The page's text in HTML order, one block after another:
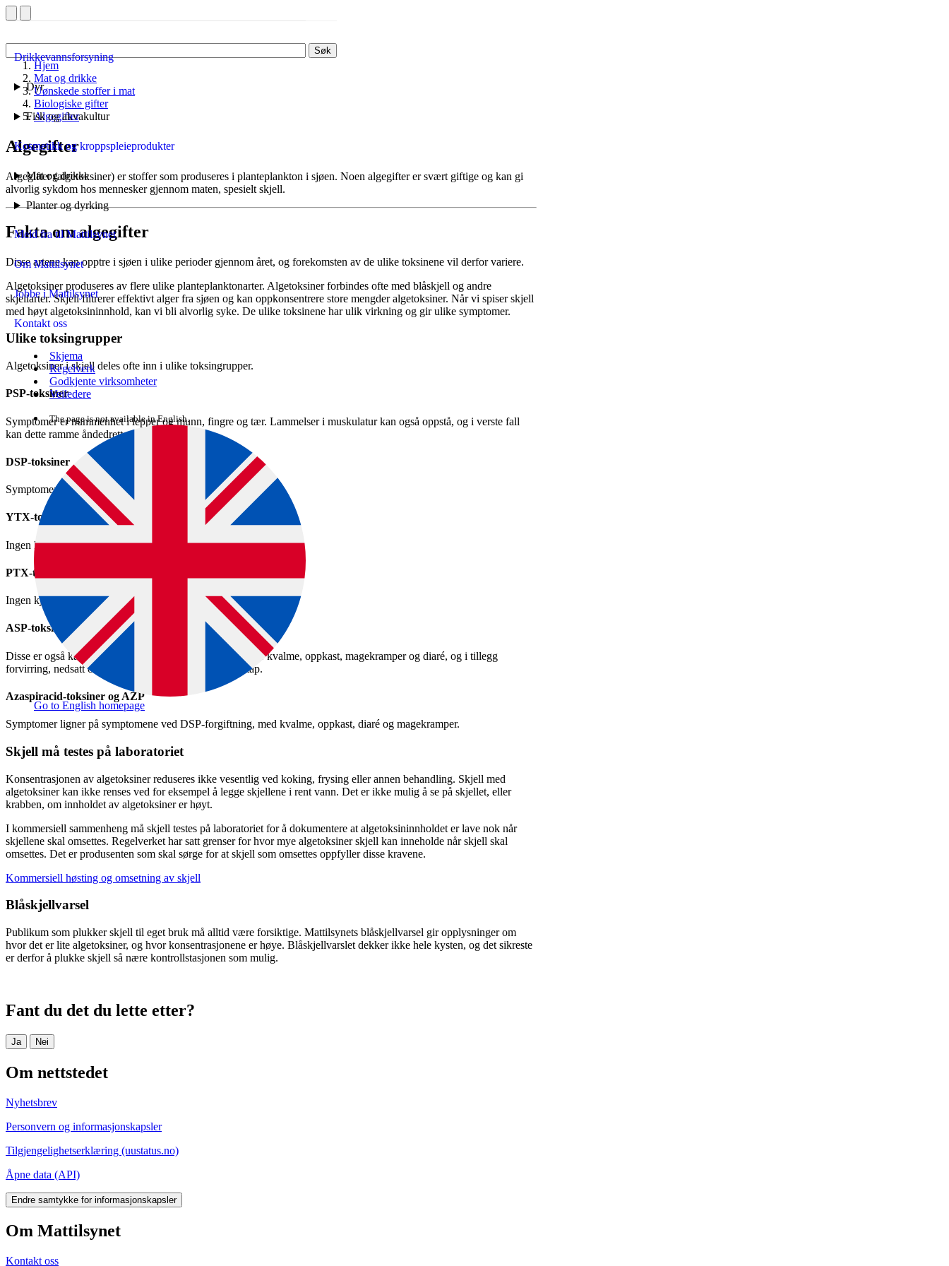
Søk
Drikkevannsforsyning
Dyr
Fisk og akvakultur
Kosmetikk og kroppspleieprodukter
Mat og drikke
Planter og dyrking
Meld fra til Mattilsynet
Om Mattilsynet
Jobbe i Mattilsynet
Kontakt oss
Skjema
Regelverk
Godkjente virksomheter
Veiledere
The page is not available in English.
Go to English homepage
Hjem
Mat og drikke
Uønskede stoffer i mat
Biologiske gifter
Algegifter
Algegifter
Algegifter (algetoksiner) er stoffer som produseres i planteplankton i sjøen. Noen algegifter er svært giftige og kan gi
alvorlig sykdom hos mennesker gjennom maten, spesielt skjell.
Fakta om algegifter
Disse artene kan opptre i sjøen i ulike perioder gjennom året, og forekomsten av de ulike toksinene vil derfor variere.
Algetoksiner produseres av flere ulike planteplanktonarter. Algetoksiner forbindes ofte med blåskjell og andre
skjellarter. Skjell filtrerer effektivt alger fra sjøen og kan oppkonsentrere store mengder algetoksiner. Når vi spiser skjell
med høyt algetoksininnhold, kan vi bli alvorlig syke. De ulike toksinene har ulik virkning og gir ulike symptomer.
Ulike toksingrupper
Algetoksiner i skjell deles ofte inn i ulike toksingrupper.
PSP-toksiner
Symptomer er nummenhet i lepper og munn, fingre og tær. Lammelser i muskulatur kan også oppstå, og i verste fall
kan dette ramme åndedrettsmuskulaturen.
DSP-toksiner
Symptomer er kvalme, diaré og oppkast.
YTX-toksiner
Ingen kjente symptomer på mennesker.
PTX-toksiner
Ingen kjente symptomer på mennesker.
ASP-toksiner
Disse er også kalt hukommelsestaptoksiner. Symptomer er kvalme, oppkast, magekramper og diaré, og i tillegg
forvirring, nedsatt orienteringsevne eller hukommelsestap.
Azaspiracid-toksiner og AZP
Symptomer ligner på symptomene ved DSP-forgiftning, med kvalme, oppkast, diaré og magekramper.
Skjell må testes på laboratoriet
Konsentrasjonen av algetoksiner reduseres ikke vesentlig ved koking, frysing eller annen behandling. Skjell med
algetoksiner kan ikke renses ved for eksempel å legge skjellene i rent vann. Det er ikke mulig å se på skjellet, eller
krabben, om innholdet av algetoksiner er høyt.
I kommersiell sammenheng må skjell testes på laboratoriet for å dokumentere at algetoksininnholdet er lave nok når
skjellene skal omsettes. Regelverket har satt grenser for hvor mye algetoksiner skjell kan inneholde når skjell skal
omsettes. Det er produsenten som skal sørge for at skjell som omsettes oppfyller disse kravene.
Kommersiell høsting og omsetning av skjell
Blåskjellvarsel
Publikum som plukker skjell til eget bruk må alltid være forsiktige. Mattilsynets blåskjellvarsel gir opplysninger om
hvor det er lite algetoksiner, og hvor konsentrasjonene er høye. Blåskjellvarslet dekker ikke hele kysten, og det sikreste
er derfor å plukke skjell så nære kontrollstasjonen som mulig.
Fant du det du lette etter?
Ja Nei
Om nettstedet
Nyhetsbrev
Personvern og informasjonskapsler
Tilgjengelighetserklæring (uustatus.no)
Åpne data (API)
Endre samtykke for informasjonskapsler
Om Mattilsynet
Kontakt oss